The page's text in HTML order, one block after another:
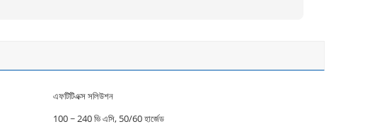
এফটিটিএক্স সলিউশন
100 ~ 240 ভি এসি, 50/60 হার্জেড